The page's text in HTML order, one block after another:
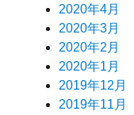
2020年4月
2020年3月
2020年2月
2020年1月
2019年12月
2019年11月